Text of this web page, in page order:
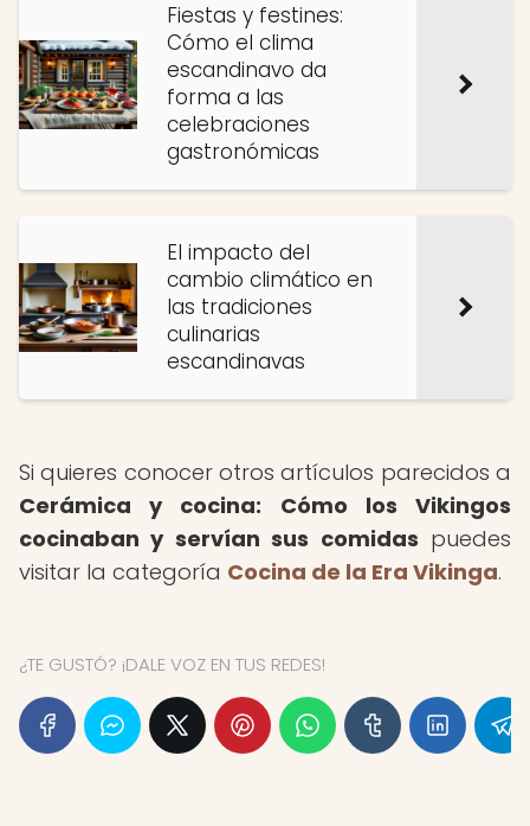
Fiestas y festines:
Cómo el clima
escandinavo da
forma a las
celebraciones
gastronómicas
El impacto del
cambio climático en
las tradiciones
culinarias
escandinavas
Si quieres conocer otros artículos parecidos a
Cerámica y cocina: Cómo los Vikingos
cocinaban y servían sus comidas puedes
visitar la categoría Cocina de la Era Vikinga.
¿TE GUSTÓ? ¡DALE VOZ EN TUS REDES!